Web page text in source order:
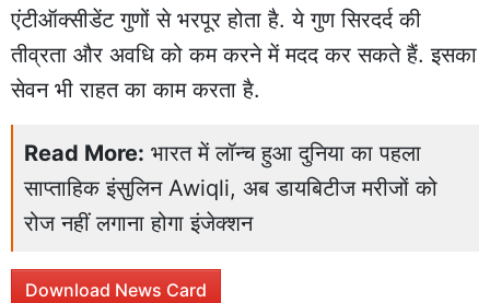
एंटीऑक्सीडेंट गुणों से भरपूर होता है. ये गुण सिरदर्द की
तीव्रता और अवधि को कम करने में मदद कर सकते हैं. इसका
सेवन भी राहत का काम करता है.
Read More: भारत में लॉन्च हुआ दुनिया का पहला
साप्ताहिक इंसुलिन Awiqli, अब डायबिटीज मरीजों को
रोज नहीं लगाना होगा इंजेक्शन
Download News Card